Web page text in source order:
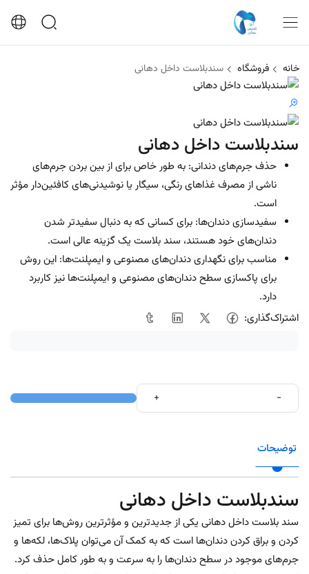
خانه فروشگاه سندبلاست داخل دهانی
سندبلاست داخل دهانی
حذف جرم‌های دندانی: به طور خاص برای از بین بردن جرم‌های
ناشی از مصرف غذاهای رنگی، سیگار یا نوشیدنی‌های کافئین‌دار مؤثر
است.
سفیدسازی دندان‌ها: برای کسانی که به دنبال سفیدتر شدن
دندان‌های خود هستند، سند بلاست یک گزینه عالی است.
مناسب برای نگهداری دندان‌های مصنوعی و ایمپلنت‌ها: این روش
برای پاکسازی سطح دندان‌های مصنوعی و ایمپلنت‌ها نیز کاربرد
دارد.
اشتراک‌گذاری:
-
+
توضیحات
سندبلاست داخل دهانی
سند بلاست داخل دهانی یکی از جدیدترین و مؤثرترین روش‌ها برای تمیز
کردن و براق کردن دندان‌ها است که به کمک آن می‌توان پلاک‌ها، لکه‌ها و
جرم‌های موجود در سطح دندان‌ها را به سرعت و به طور کامل حذف کرد.